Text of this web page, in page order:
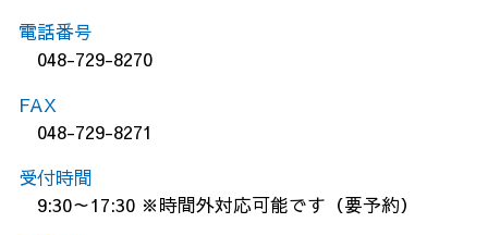
電話番号
048-729-8270
FAX
048-729-8271
受付時間
9:30～17:30 ※時間外対応可能です（要予約）